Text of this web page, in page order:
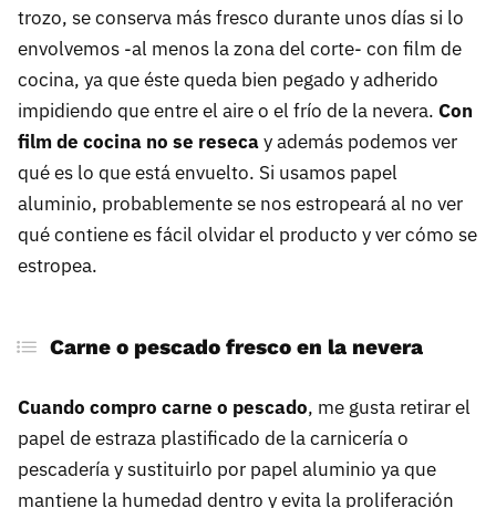
trozo, se conserva más fresco durante unos días si lo
envolvemos -al menos la zona del corte- con film de
cocina, ya que éste queda bien pegado y adherido
impidiendo que entre el aire o el frío de la nevera. Con
film de cocina no se resecay además podemos ver
qué es lo que está envuelto. Si usamos papel
aluminio, probablemente se nos estropeará al no ver
qué contiene es fácil olvidar el producto y ver cómo se
estropea.
Carne o pescado fresco en la nevera
Cuando compro carne o pescado, me gusta retirar el
papel de estraza plastificado de la carnicería o
pescadería y sustituirlo por papel aluminio ya que
mantiene la humedad dentro y evita la proliferación